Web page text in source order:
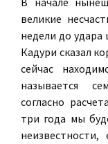
великие
недели до
Кадури сказал
сейчас
называется
согласно
три года мы